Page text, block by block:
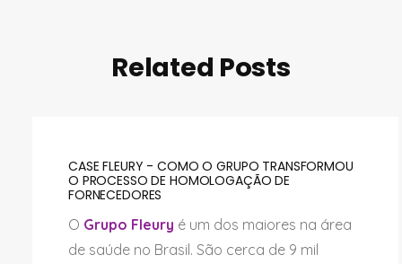
Related Posts
CASE FLEURY - COMO O GRUPO TRANSFORMOU
O PROCESSO DE HOMOLOGAÇÃO DE
FORNECEDORES
O Grupo Fleury é um dos maiores na área
de saúde no Brasil. São cerca de 9 mil